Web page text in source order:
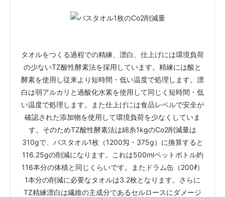
タオルをつくる過程での精練、漂白、仕上げには環境負荷
の少ないTZ酸性酵素法を採用しています。精練には酸と
酵素を使用し従来より短時間・低い温度で処理します。漂
白は弱アルカリと過酸化水素を使用して同じく短時間・低
い温度で処理します。また仕上げには食品レベルで安全が
確認された添加物を使用して環境負荷を少なくしていま
す。そのためTZ酸性酵素法は綿糸1kgのCo2削減量は
310gで、バスタオル1枚（1200匁・375g）に換算すると
116.25gの削減になります。これは500mlペットボトル約
116本分の体積と同じくらいです。またドラム缶（200ℓ）
1本分の削減に必要なタオルは3.2枚となります。さらに
TZ精練漂白は繊維の主成分であるセルロースにダメージ